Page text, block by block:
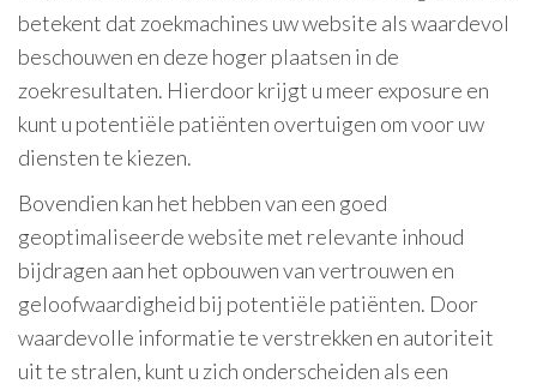
betekent dat zoekmachines uw website als waardevol
beschouwen en deze hoger plaatsen in de
zoekresultaten. Hierdoor krijgt u meer exposure en
kunt u potentiële patiënten overtuigen om voor uw
diensten te kiezen.
Bovendien kan het hebben van een goed
geoptimaliseerde website met relevante inhoud
bijdragen aan het opbouwen van vertrouwen en
geloofwaardigheid bij potentiële patiënten. Door
waardevolle informatie te verstrekken en autoriteit
uit te stralen, kunt u zich onderscheiden als een